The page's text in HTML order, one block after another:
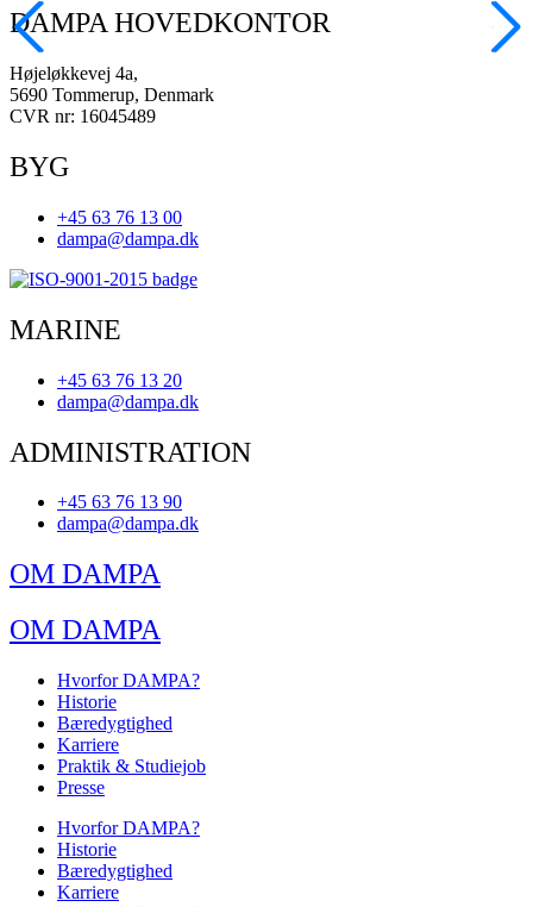
DAMPA HOVEDKONTOR
Højeløkkevej 4a,
5690 Tommerup, Denmark
CVR nr: 16045489
BYG
+45 63 76 13 00
dampa@dampa.dk
MARINE
+45 63 76 13 20
dampa@dampa.dk
ADMINISTRATION
+45 63 76 13 90
dampa@dampa.dk
OM DAMPA
OM DAMPA
Hvorfor DAMPA?
Historie
Bæredygtighed
Karriere
Praktik & Studiejob
Presse
Hvorfor DAMPA?
Historie
Bæredygtighed
Karriere